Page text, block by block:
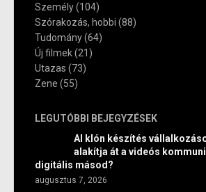
Személy(104)
Szórakozás, hobbi (88)
Tudomány(64)
Új filmek(21)
Utazas (73)
Zene (55)
LEGUTÓBBI BEJEGYZÉSEK
AI klón készítés
alakítja át a videós
digitális másod?
augusztus 7, 2026